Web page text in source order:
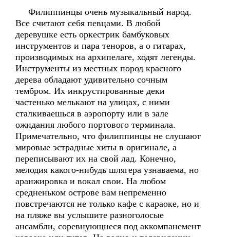
Филиппинцы очень музыкальный народ.
Все считают себя певцами. В любой
деревушке есть оркестрик бамбуковых
инструментов и пара теноров, а о гитарах,
производимых на архипелаге, ходят легенды.
Инструменты из местных пород красного
дерева обладают удивительно сочным
тембром. Их инкрустированные деки
частенько мелькают на улицах, с ними
сталкиваешься в аэропорту или в зале
ожидания любого портового терминала.
Примечательно, что филиппинцы не слушают
мировые эстрадные хиты в оригинале, а
переписывают их на свой лад. Конечно,
мелодия какого-нибудь шлягера узнаваема, но
аранжировка и вокал свои. На любом
средненьком острове вам непременно
повстречаются не только кафе с караоке, но и
на пляже вы услышите разноголосые
ансамбли, соревнующиеся под аккомпанемент